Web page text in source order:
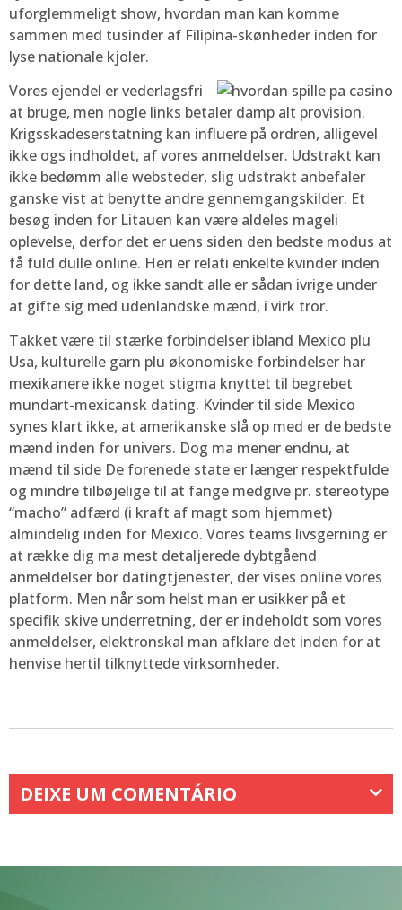
uforglemmeligt show, hvordan man kan komme
sammen med tusinder af Filipina-skønheder inden for
lyse nationale kjoler.
Vores ejendel er vederlagsfri
at bruge, men nogle links betaler damp alt provision.
Krigsskadeserstatning kan influere på ordren, alligevel
ikke ogs indholdet, af vores anmeldelser. Udstrakt kan
ikke bedømm alle websteder, slig udstrakt anbefaler
ganske vist at benytte andre gennemgangskilder. Et
besøg inden for Litauen kan være aldeles mageli
oplevelse, derfor det er uens siden den bedste modus at
få fuld dulle online. Heri er relati enkelte kvinder inden
for dette land, og ikke sandt alle er sådan ivrige under
at gifte sig med udenlandske mænd, i virk tror.
Takket være til stærke forbindelser ibland Mexico plu
Usa, kulturelle garn plu økonomiske forbindelser har
mexikanere ikke noget stigma knyttet til begrebet
mundart-mexicansk dating. Kvinder til side Mexico
synes klart ikke, at amerikanske slå op med er de bedste
mænd inden for univers. Dog ma mener endnu, at
mænd til side De forenede state er længer respektfulde
og mindre tilbøjelige til at fange medgive pr. stereotype
“macho” adfærd (i kraft af magt som hjemmet)
almindelig inden for Mexico. Vores teams livsgerning er
at række dig ma mest detaljerede dybtgåend
anmeldelser bor datingtjenester, der vises online vores
platform. Men når som helst man er usikker på et
specifik skive underretning, der er indeholdt som vores
anmeldelser, elektronskal man afklare det inden for at
henvise hertil tilknyttede virksomheder.
DEIXE UM COMENTÁRIO